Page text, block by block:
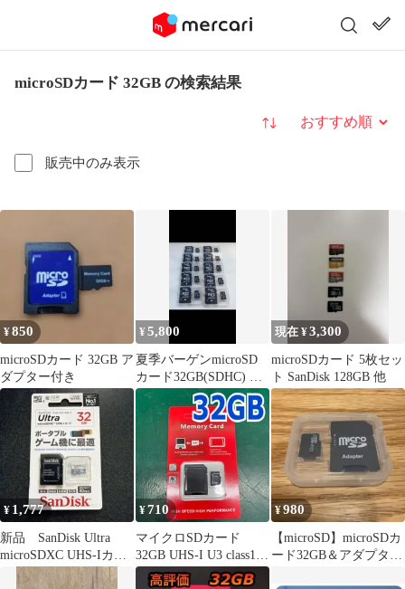
microSDカード 32GB の検索結果
販売中のみ表示
並び替え
¥850
microSDカード 32GB ア
ダプター付き
¥5,800
夏季バーゲンmicroSD
カード32GB(SDHC) お
得な10個セット残り僅
現在 ¥3,300
microSDカード 5枚セッ
ト SanDisk 128GB 他
¥ 1,777
新品 SanDisk Ultra
microSDXC UHS-Iカー
ド 32GB
¥710
マイクロSDカード
32GB UHS-I U3 class10
microSD アダプター付
¥980
【microSD】microSDカ
ード32GB＆アダプター